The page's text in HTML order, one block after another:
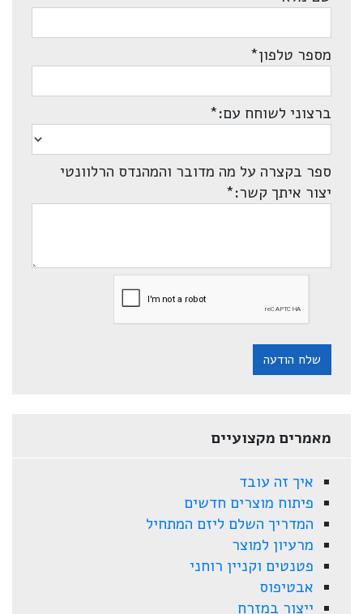
מספר טלפון*
ברצוני לשוחח עם:*
ספר בקצרה על מה מדובר והמהנדס הרלוונטי
יצור איתך קשר:*
שלח הודעה
מאמרים מקצועיים
איך זה עובד
פיתוח מוצרים חדשים
המדריך השלם ליזם המתחיל
מרעיון למוצר
פטנטים וקניין רוחני
אבטיפוס
ייצור במזרח